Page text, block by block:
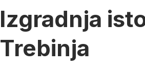
Izgradnja
Trebinja